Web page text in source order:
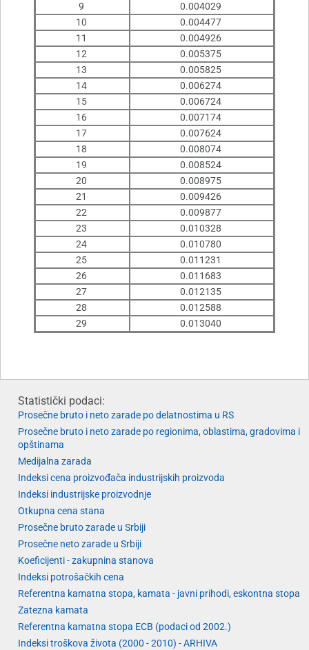
9
0.004029
10
0.004477
11
0.004926
12
0.005375
13
0.005825
14
0.006274
15
0.006724
16
0.007174
17
0.007624
18
0.008074
19
0.008524
20
0.008975
21
0.009426
22
0.009877
23
0.010328
24
0.010780
25
0.011231
26
0.011683
27
0.012135
28
0.012588
29
0.013040
Statistički podaci:
Prosečne bruto i neto zarade po delatnostima u RS
Prosečne bruto i neto zarade po regionima, oblastima, gradovima i
opštinama
Medijalna zarada
Indeksi cena proizvođača industrijskih proizvoda
Indeksi industrijske proizvodnje
Otkupna cena stana
Prosečne bruto zarade u Srbiji
Prosečne neto zarade u Srbiji
Koeficijenti - zakupnina stanova
Indeksi potrošačkih cena
Referentna kamatna stopa, kamata - javni prihodi, eskontna stopa
Zatezna kamata
Referentna kamatna stopa ECB (podaci od 2002.)
Indeksi troškova života (2000 - 2010) - ARHIVA